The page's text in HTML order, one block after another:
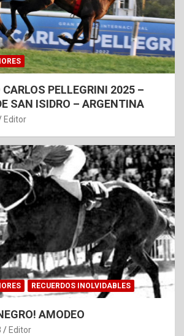
CARLOS PELLEGRINI 2025 –
SAN ISIDRO – ARGENTINA
Editor
RECUERDOS INOLVIDABLES
AMODEO
Editor